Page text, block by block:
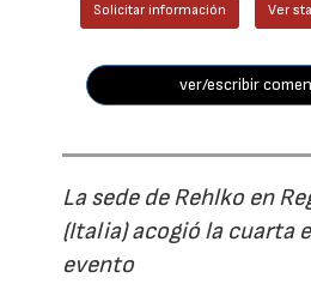
Solicitar información Ver
ver/escribir
La sede de Rehlko en
(Italia) acogió la cuarta
evento